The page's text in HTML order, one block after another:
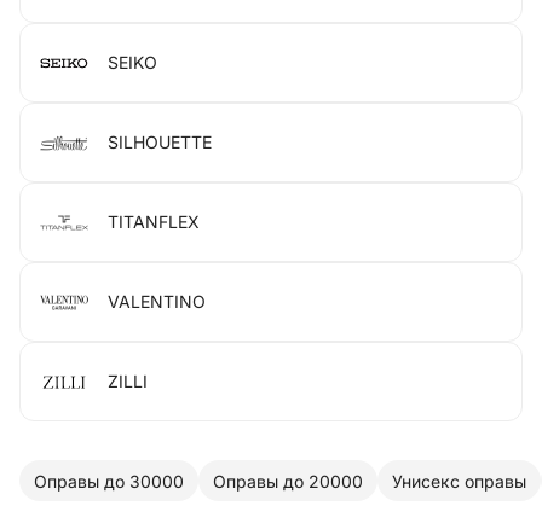
SEIKO
SILHOUETTE
TITANFLEX
VALENTINO
ZILLI
Оправы до 30000 Оправы до 20000 Унисекс оправы